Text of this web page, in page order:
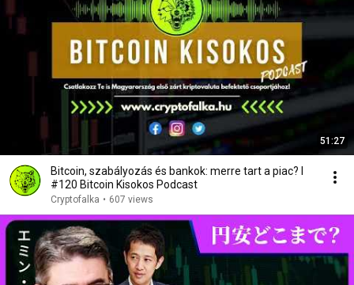
51:27
Bitcoin, szabályozás és bankok: merre tart a piac? I
#120 Bitcoin Kisokos Podcast
Cryptofalka • 607 views